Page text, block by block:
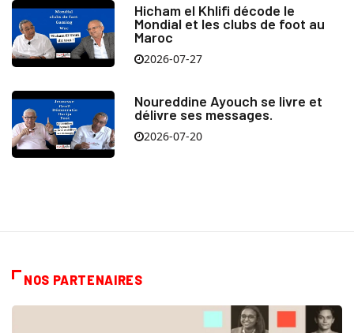
Hicham el Khlifi décode le
Mondial et les clubs de foot au
Maroc
2026-07-27
Noureddine Ayouch se livre et
délivre ses messages.
2026-07-20
NOS PARTENAIRES